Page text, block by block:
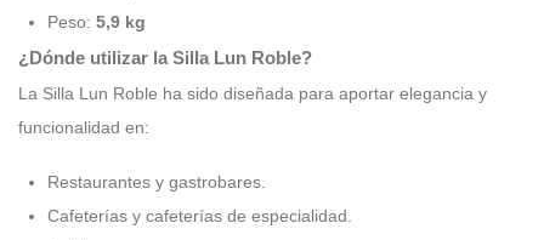
Peso: 5,9 kg
¿Dónde utilizar la Silla Lun Roble?
La Silla Lun Roble ha sido diseñada para aportar elegancia y
funcionalidad en:
Restaurantes y gastrobares.
Cafeterías y cafeterías de especialidad.